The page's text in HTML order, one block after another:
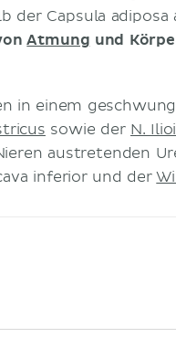
der Capsula
Atmung und
in einem
sowie der N.
austretenden
inferior und der